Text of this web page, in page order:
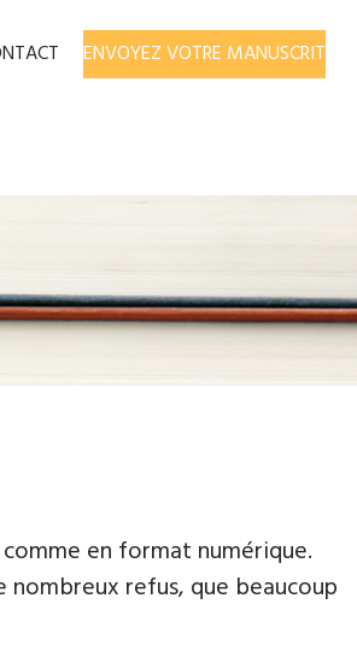
ENVOYEZ VOTRE MANUSCRIT
en format numérique.
refus, que beaucoup